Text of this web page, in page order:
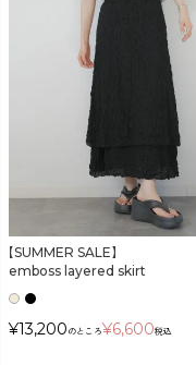
【SUMMER SALE】
emboss layered skirt
¥13,200 のところ¥6,600税込